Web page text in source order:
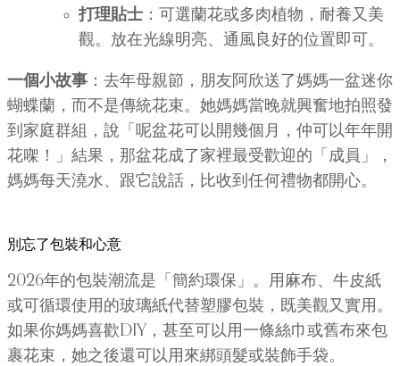
打理貼士 ：可選蘭花或多肉植物，耐養又美
觀。放在光線明亮、通風良好的位置即可。
一個小故事 ：去年母親節，朋友阿欣送了媽媽一盆迷你
蝴蝶蘭，而不是傳統花束。她媽媽當晚就興奮地拍照發
到家庭群組，說「呢盆花可以開幾個月，仲可以年年開
花㗎！」結果，那盆花成了家裡最受歡迎的「成員」，
媽媽每天澆水、跟它說話，比收到任何禮物都開心。
別忘了包裝和心意
2026年的包裝潮流是「簡約環保」。用麻布、牛皮紙
或可循環使用的玻璃紙代替塑膠包裝，既美觀又實用。
如果你媽媽喜歡DIY，甚至可以用一條絲巾或舊布來包
裹花束，她之後還可以用來綁頭髮或裝飾手袋。